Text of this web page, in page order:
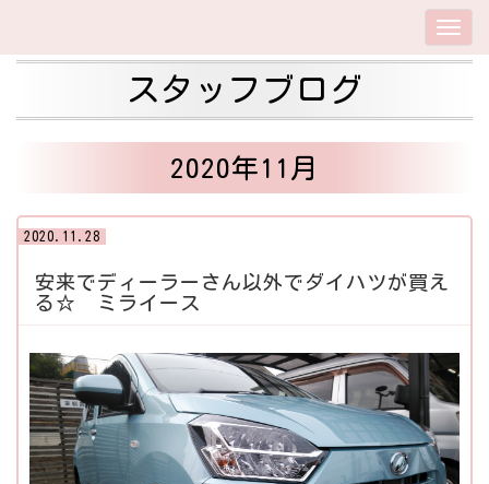
スタッフブログ
2020年11月
2020.11.28
安来でディーラーさん以外でダイハツが買え
る☆ ミライース